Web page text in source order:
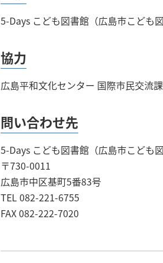
5-Days こども図書館（広島市こども図
協力
広島平和文化センター 国際市民交流課
問い合わせ先
5-Days こども図書館（広島市こども図
〒730-0011
広島市中区基町5番83号
TEL 082-221-6755
FAX 082-222-7020